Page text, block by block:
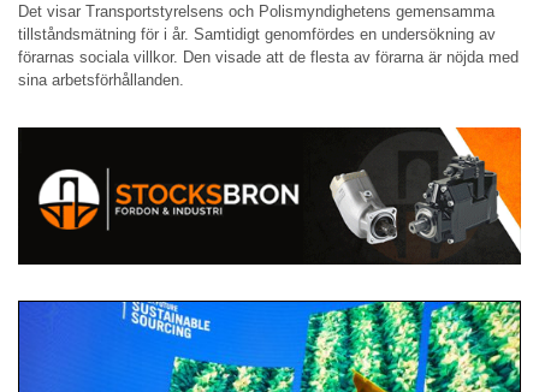
Det visar Transportstyrelsens och Polismyndighetens gemensamma
tillståndsmätning för i år. Samtidigt genomfördes en undersökning av
förarnas sociala villkor. Den visade att de flesta av förarna är nöjda med
sina arbetsförhållanden.